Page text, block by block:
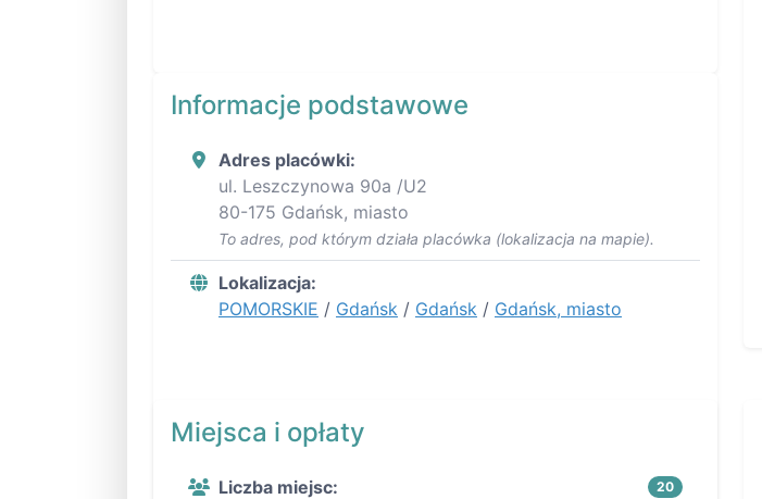
Informacje podstawowe
Adres placówki:
ul. Leszczynowa 90a /U2
80-175 Gdańsk, miasto
To adres, pod którym działa placówka (lokalizacja na mapie).
Lokalizacja:
POMORSKIE / Gdańsk / Gdańsk / Gdańsk, miasto
Miejsca i opłaty
Liczba miejsc: 20